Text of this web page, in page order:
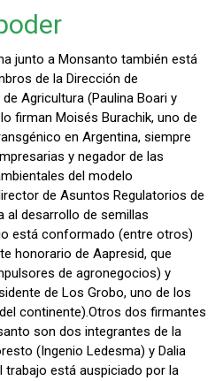
junto a Monsanto también está
de la Dirección de
Agricultura (Paulina Boari y
firman Moisés Burachik, uno de
en Argentina, siempre
y negador de las
del modelo
de Asuntos Regulatorios de
al desarrollo de semillas
está conformado (entre otros)
honorario de Aapresid, que
de agronegocios) y
de Los Grobo, uno de los
continente).Otros dos firmantes
son dos integrantes de la
(Ingenio Ledesma) y Dalia
trabajo está auspiciado por la